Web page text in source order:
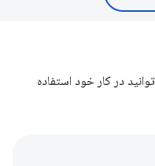
در کار خود استفاده